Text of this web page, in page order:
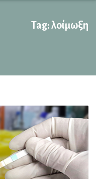
Tag: λοίμωξη